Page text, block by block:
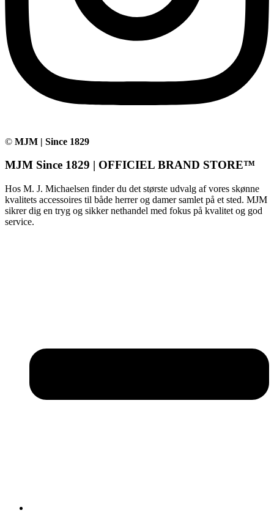
© MJM | Since 1829
MJM Since 1829 | OFFICIEL BRAND STORE™
Hos M. J. Michaelsen finder du det største udvalg af vores skønne
kvalitets accessoires til både herrer og damer samlet på et sted. MJM
sikrer dig en tryg og sikker nethandel med fokus på kvalitet og god
service.